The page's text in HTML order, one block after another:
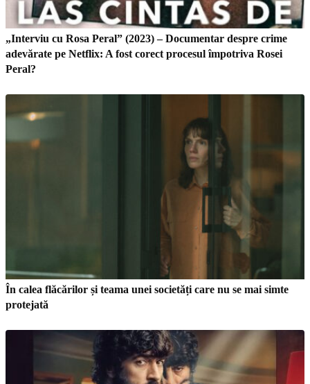
„Interviu cu Rosa Peral” (2023) – Documentar despre crime
adevărate pe Netflix: A fost corect procesul împotriva Rosei
Peral?
În calea flăcărilor și teama unei societăți care nu se mai simte
protejată